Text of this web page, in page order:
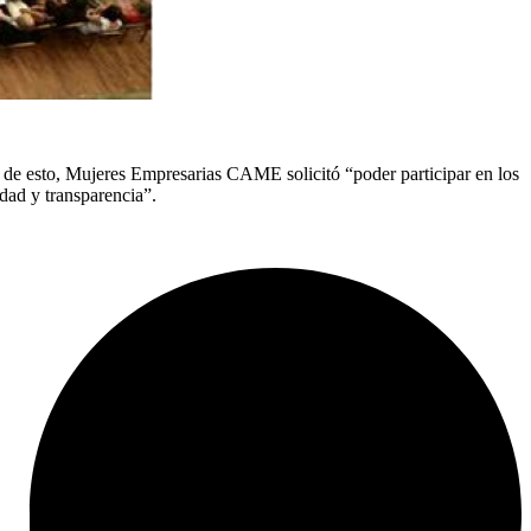
esto, Mujeres Empresarias CAME solicitó “poder participar en los
y transparencia”.